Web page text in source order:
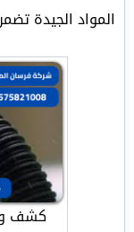
المواد الجيدة
كشف